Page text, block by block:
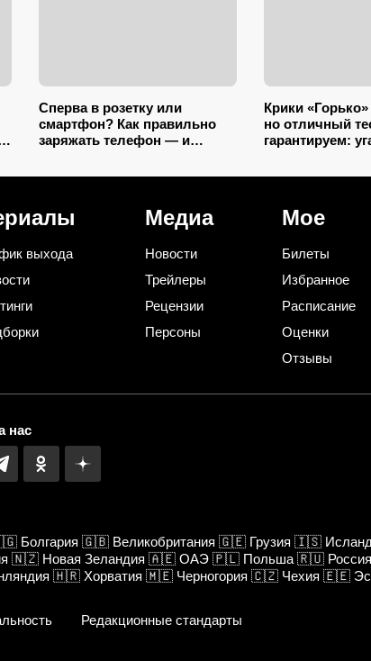
Сперва в розетку или
смартфон? Как правильно
заряжать телефон — и
Крики
но отличный
гарантируем:
выхода
Медиа
Новости
Трейлеры
Рецензии
Персоны
Мое
Билеты
Избранное
Расписание
Оценки
Отзывы
нас
Болгария 🇬🇧 Великобритания 🇬🇪 Грузия 🇮🇸
🇳🇿 Новая Зеландия 🇦🇪 ОАЭ 🇵🇱 Польша 🇷🇺 Россия
🇭🇷 Хорватия 🇲🇪 Черногория 🇨🇿 Чехия 🇪🇪
Редакционные стандарты